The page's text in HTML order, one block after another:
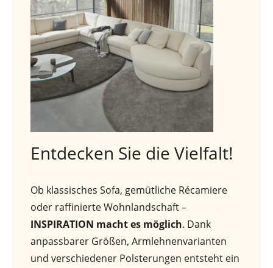
Entdecken Sie die Vielfalt!
Ob klassisches Sofa, gemütliche Récamiere
oder raffinierte Wohnlandschaft –
INSPIRATION macht es möglich. Dank
anpassbarer Größen, Armlehnenvarianten
und verschiedener Polsterungen entsteht ein